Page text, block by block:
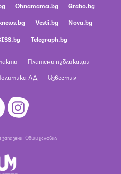
Ohnamama.bg
Grabo.bg
Vesti.bg
Nova.bg
Telegraph.bg
Платени публикации
ЛД Известия
Общи условия